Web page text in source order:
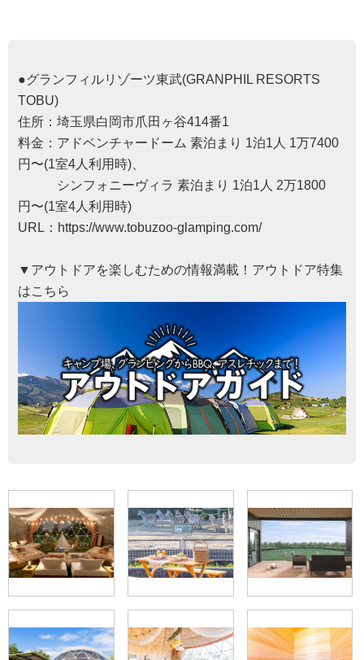
●グランフィルリゾーツ東武(GRANPHIL RESORTS
TOBU)
住所：埼玉県白岡市爪田ヶ谷414番1
料金：アドベンチャードーム 素泊まり 1泊1人 1万7400
円〜(1室4人利用時)、
シンフォニーヴィラ 素泊まり 1泊1人 2万1800
円〜(1室4人利用時)
URL： https://www.tobuzoo-glamping.com/
▼アウトドアを楽しむための情報満載！アウトドア特集
はこちら